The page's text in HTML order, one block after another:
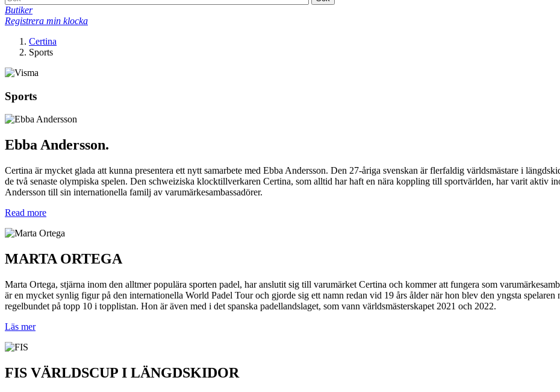
Butiker
Registrera min klocka
Certina
Sports
Sports
Ebba Andersson.
Certina är mycket glada att kunna presentera ett nytt samarbete med Ebba Andersson. Den 27-åriga svenskan är flerfaldig världsmästare i
de två senaste olympiska spelen. Den schweiziska klocktillverkaren Certina, som alltid har haft en nära koppling till sportvärlden, har varit aktiv
Andersson till sin internationella familj av varumärkesambassadörer.
Read more
MARTA ORTEGA
Marta Ortega, stjärna inom den alltmer populära sporten padel, har anslutit sig till varumärket Certina och kommer att fungera som
är en mycket synlig figur på den internationella World Padel Tour och gjorde sig ett namn redan vid 19 års ålder när hon blev den yngsta
regelbundet på topp 10 i topplistan. Hon är även med i det spanska padellandslaget, som vann världsmästerskapet 2021 och 2022.
Läs mer
FIS VÄRLDSCUP I LÄNGDSKIDOR